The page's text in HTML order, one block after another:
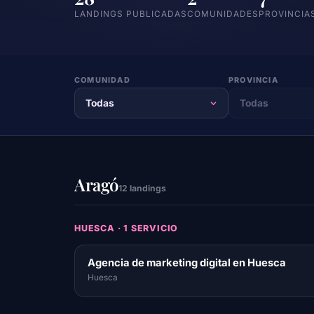
LANDINGS PUBLICADASCOMUNIDADES
COMUNIDAD PROVINCIA
Aragó12 landings
HUESCA · 1 SERVICIO
Agencia de marketing digital en Huesca
Huesca